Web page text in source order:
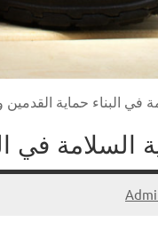
في البناء حماية القدمين
السلامة في